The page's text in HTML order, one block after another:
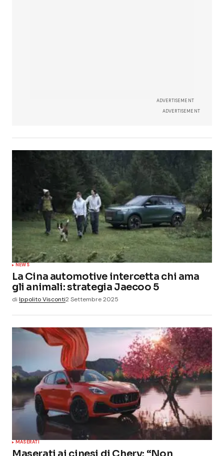
ADVERTISEMENT
ADVERTISEMENT
NEWS
La Cina automotive intercetta chi ama
gli animali: strategia Jaecoo 5
di Ippolito Visconti2 Settembre 2025
MASERATI